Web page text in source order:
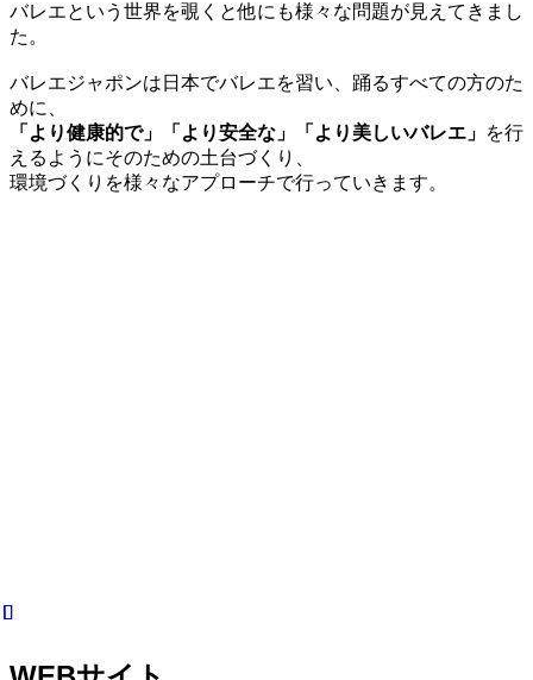
バレエという世界を覗くと他にも様々な問題が見えてきまし
た。
バレエジャポンは日本でバレエを習い、踊るすべての方のた
めに、
「より健康的で」「より安全な」「より美しいバレエ」 を行
えるようにそのための土台づくり、
環境づくりを様々なアプローチで行っていきます。